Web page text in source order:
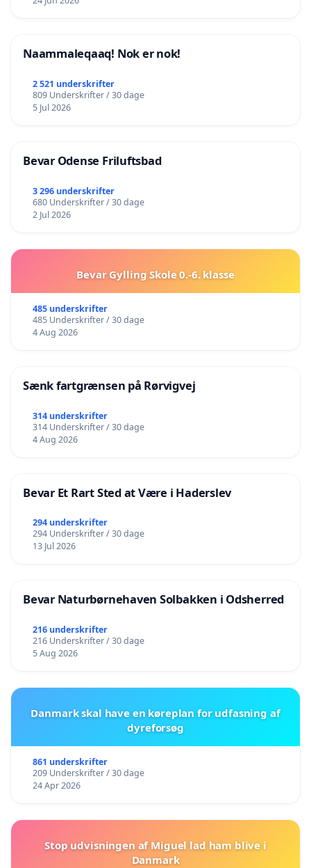
Naammaleqaaq! Nok er nok!
2 521 underskrifter
809 Underskrifter / 30 dage
5 Jul 2026
Bevar Odense Friluftsbad
3 296 underskrifter
680 Underskrifter / 30 dage
2 Jul 2026
Bevar Gylling Skole 0.-6. klasse
485 underskrifter
485 Underskrifter / 30 dage
4 Aug 2026
Sænk fartgrænsen på Rørvigvej
314 underskrifter
314 Underskrifter / 30 dage
4 Aug 2026
Bevar Et Rart Sted at Være i Haderslev
294 underskrifter
294 Underskrifter / 30 dage
13 Jul 2026
Bevar Naturbørnehaven Solbakken i Odsherred
216 underskrifter
216 Underskrifter / 30 dage
5 Aug 2026
Danmark skal have en køreplan for udfasning af
dyreforsøg
861 underskrifter
209 Underskrifter / 30 dage
24 Apr 2026
Stop udvisningen af Miguel lad ham blive i
Danmark